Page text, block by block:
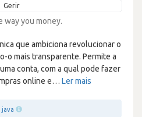
Gerir
way you money.
que ambiciona revolucionar o
o mais transparente. Permite a
conta, com a qual pode fazer
online e… Ler mais
java